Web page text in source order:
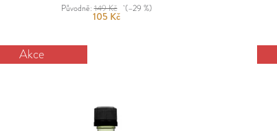
Původně:149 Kč (–29 %)
105 Kč
Akce